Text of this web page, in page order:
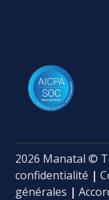
2026 Manatal ©
confidentialité |
générales |